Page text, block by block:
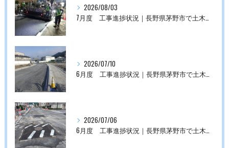
2026/08/03
2026/07/10
2026/07/06